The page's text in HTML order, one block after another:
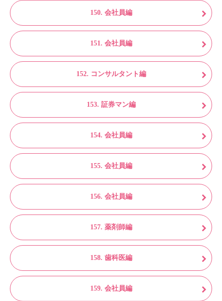
150. 会社員編
151. 会社員編
152. コンサルタント編
153. 証券マン編
154. 会社員編
155. 会社員編
156. 会社員編
157. 薬剤師編
158. 歯科医編
159. 会社員編